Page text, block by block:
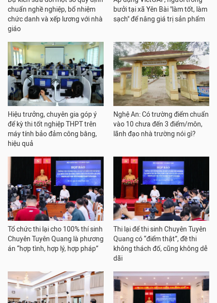
chuẩn nghề nghiệp, bổ nhiệm
chức danh và xếp lương với nhà
giáo
bưởi tại xã Yên Bài "làm tốt, làm
sạch" để nâng giá trị sản phẩm
Hiệu trưởng, chuyên gia góp ý
để kỳ thi tốt nghiệp THPT trên
máy tính bảo đảm công bằng,
hiệu quả
Nghệ An: Có trường điểm chuẩn
vào 10 chưa đến 3 điểm/môn,
lãnh đạo nhà trường nói gì?
Tổ chức thi lại cho 100% thí sinh
Chuyên Tuyên Quang là phương
án “hợp tình, hợp lý, hợp pháp”
Thi lại để thi sinh Chuyên Tuyên
Quang có “điểm thật”, đề thi
không thách đố, cũng không dễ
dãi